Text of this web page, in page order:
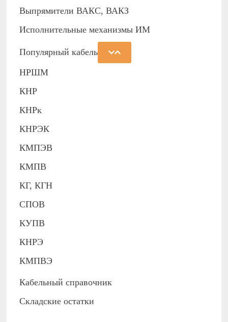
Выпрямители ВАКС, ВАКЗ
Исполнительные механизмы ИМ
Популярный кабель
НРШМ
КНР
КНРк
КНРЭК
КМПЭВ
КМПВ
КГ, КГН
СПОВ
КУПВ
КНРЭ
КМПВЭ
Кабельный справочник
Складские остатки